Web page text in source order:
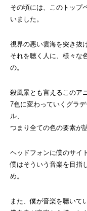
その頃には、このトップ
いました。
視界の悪い雲海を突き抜
それを聴く人に、様々な
の。
殺風景とも言えるこのア
7色に変わっていくグラ
ル、
つまり全ての色の要素が
ヘッドフォンに僕のサイ
僕はそういう音楽を目指
め。
また、僕が音楽を聴いて